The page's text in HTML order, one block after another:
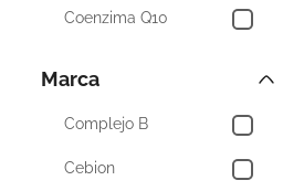
Coenzima Q10
Memoria
Marca
Complejo B
Cebion